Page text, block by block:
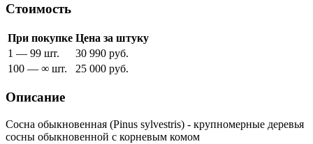
Стоимость
При покупке Цена за штуку
1 — 99 шт.
30 990 руб.
100 — ∞ шт.
25 000 руб.
Описание
Сосна обыкновенная (Pinus sylvestris) - крупномерные деревья
сосны обыкновенной с корневым комом